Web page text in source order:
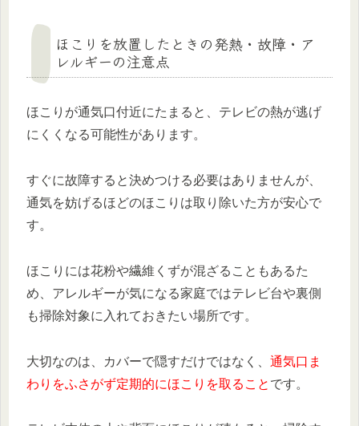
ほこりを放置したときの発熱・故障・ア
レルギーの注意点
ほこりが通気口付近にたまると、テレビの熱が逃げ
にくくなる可能性があります。
すぐに故障すると決めつける必要はありませんが、
通気を妨げるほどのほこりは取り除いた方が安心で
す。
ほこりには花粉や繊維くずが混ざることもあるた
め、アレルギーが気になる家庭ではテレビ台や裏側
も掃除対象に入れておきたい場所です。
大切なのは、カバーで隠すだけではなく、 通気口ま
わりをふさがず定期的にほこりを取ること です。